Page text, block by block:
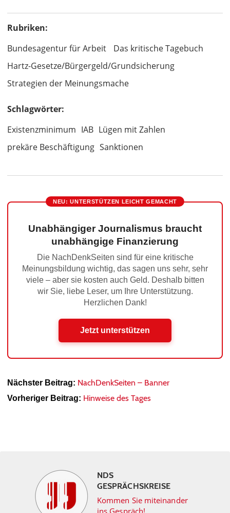
Rubriken:
Bundesagentur für Arbeit
Das kritische Tagebuch
Hartz-Gesetze/Bürgergeld/Grundsicherung
Strategien der Meinungsmache
Schlagwörter:
Existenzminimum IAB Lügen mit Zahlen
prekäre Beschäftigung Sanktionen
NEU: UNTERSTÜTZEN LEICHT GEMACHT
Unabhängiger Journalismus braucht
unabhängige Finanzierung
Die NachDenkSeiten sind für eine kritische
Meinungsbildung wichtig, das sagen uns sehr, sehr
viele – aber sie kosten auch Geld. Deshalb bitten
wir Sie, liebe Leser, um Ihre Unterstützung.
Herzlichen Dank!
Jetzt unterstützen
Nächster Beitrag: NachDenkSeiten – Banner
Vorheriger Beitrag: Hinweise des Tages
NDS
GESPRÄCHSKREISE
Kommen Sie miteinander
ins Gespräch!